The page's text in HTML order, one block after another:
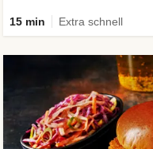
15 min Extra schnell